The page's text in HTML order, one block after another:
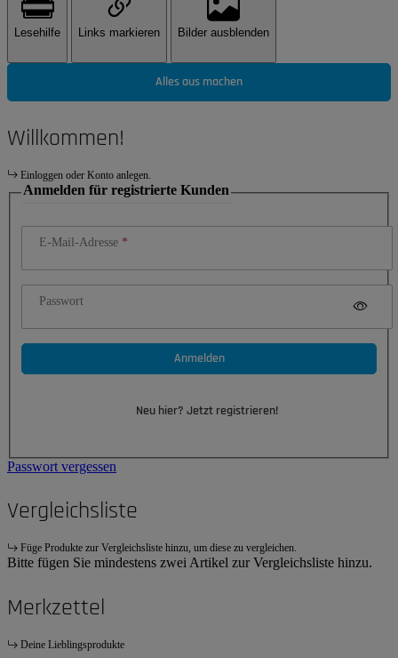
Lesehilfe Links markieren Bilder ausblenden
Alles aus machen
Willkommen!
Einloggen oder Konto anlegen.
Anmelden für registrierte Kunden
E-Mail-Adresse
Passwort
Anmelden
Neu hier? Jetzt registrieren!
Passwort vergessen
Vergleichsliste
Füge Produkte zur Vergleichsliste hinzu, um diese zu vergleichen.
Bitte fügen Sie mindestens zwei Artikel zur Vergleichsliste hinzu.
Merkzettel
Deine Lieblingsprodukte